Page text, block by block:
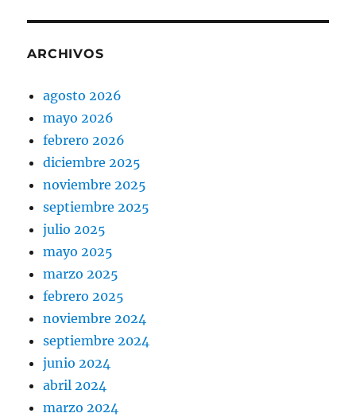
ARCHIVOS
agosto 2026
mayo 2026
febrero 2026
diciembre 2025
noviembre 2025
septiembre 2025
julio 2025
mayo 2025
marzo 2025
febrero 2025
noviembre 2024
septiembre 2024
junio 2024
abril 2024
marzo 2024